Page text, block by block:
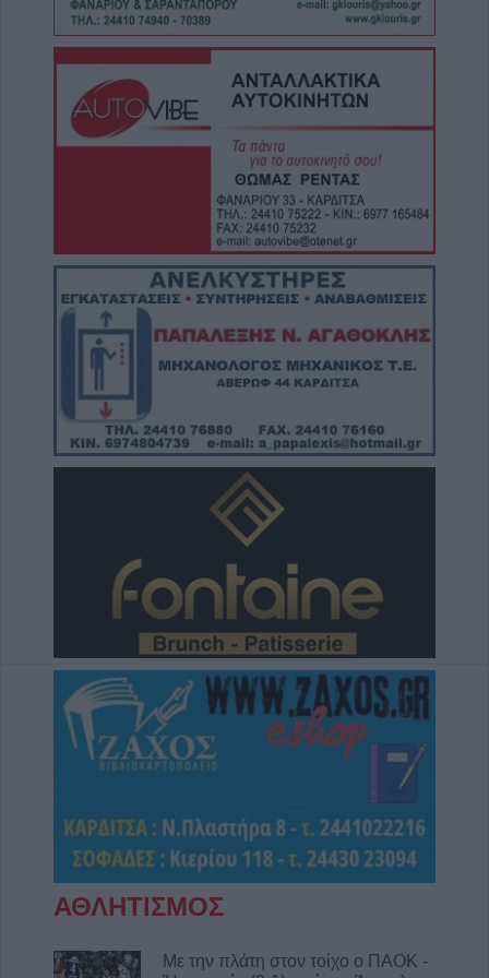
6 Αυγούστου 2026, 19:15
Άνω Λιόσια: Συνελήφθησαν δύο άνδρες για
τον θάνατο 72χρονου που βρέθηκε σε
αυτοκίνητο
6 Αυγούστου 2026, 17:50
Την Παρασκευή 7 Αυγούστου η κηδεία του
Αθανάσιου Ταξιάρχη
Πυρκαγιά σε γεωργική έκταση στην Κρήνη
Φαρσάλων – Μεγάλη κινητοποίηση της
Πυροσβεστικής (+Βίντεο)
6 Αυγούστου 2026, 17:36
Δημόσιες Σ.Α.Ε.Κ.: 860 τμήματα και 95
ειδικότητες για το 2026-2027
6 Αυγούστου 2026, 17:21
Την Παρασκευή (7/8) η δεύτερη καταβολή
του βοηθήματος του ΛΑΕ-ΟΠΕΚΑ
Νεκρός 75χρονος σε αγροτική περιοχή του
Δομενίκου – Πιθανό παθολογικό αίτιο
6 Αυγούστου 2026, 16:27
Απολογισμός ΕΛ.ΑΣ. Θεσσαλίας: 574
συλλήψεις και δεκάδες εξιχνιάσεις τον Ιούλιο
6 Αυγούστου 2026, 16:09
ΥΠΑΑΤ: 38,1 εκατ. ευρώ για την ενίσχυση
κτηνοτρόφων που επλήγησαν από
ζωονόσους
Προγραμματισμένες διακοπές
ηλεκτροδότησης την Παρασκευή (7/8) σε
Ιτέα, Άγιο Γεώργιο, Γεώργιο Καραϊσκάκη,
Κρανιά, Καππά, Φύλλο και Αμπελώνα
ΑΘΛΗΤΙΣΜΟΣ
Με την πλάτη στον τοίχο ο ΠΑΟΚ -